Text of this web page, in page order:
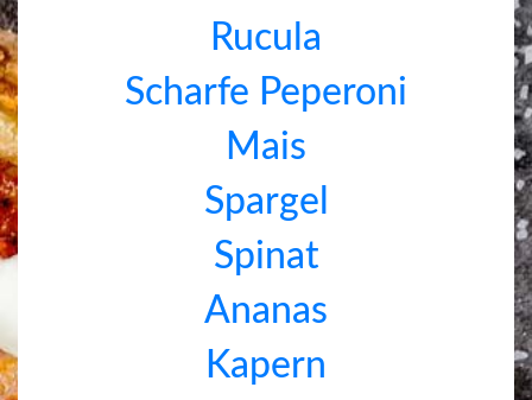
Rucula
Scharfe Peperoni
Mais
Spargel
Spinat
Ananas
Kapern